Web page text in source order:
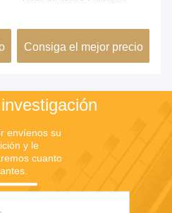
Consiga el mejor precio
envíenos su
y le
cuanto
antes.